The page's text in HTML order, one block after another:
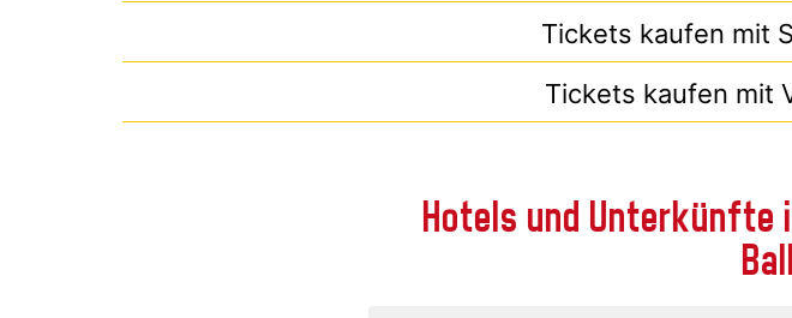
Tickets kaufen mit
Tickets kaufen mit
Hotels und Unterkünfte